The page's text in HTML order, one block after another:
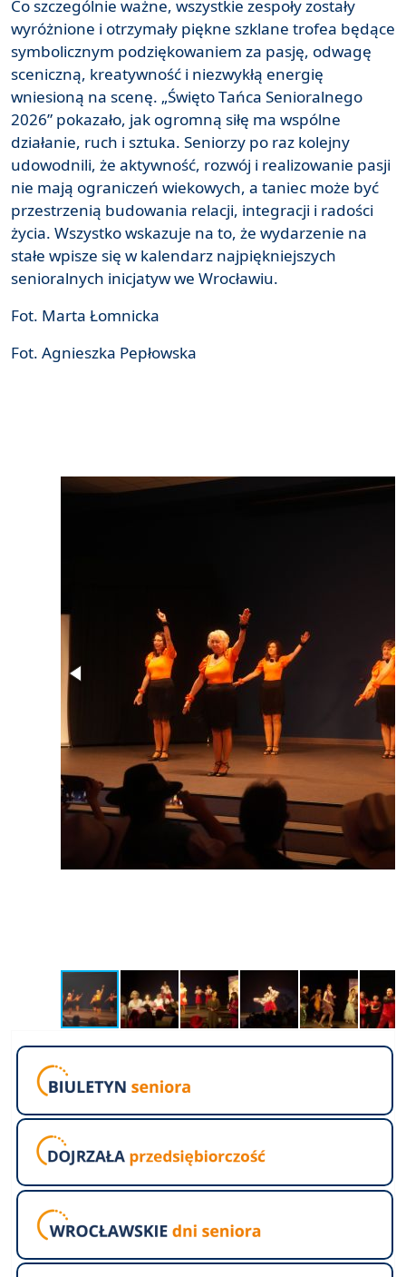
Co szczególnie ważne, wszystkie zespoły zostały
wyróżnione i otrzymały piękne szklane trofea będące
symbolicznym podziękowaniem za pasję, odwagę
sceniczną, kreatywność i niezwykłą energię
wniesioną na scenę. „Święto Tańca Senioralnego
2026” pokazało, jak ogromną siłę ma wspólne
działanie, ruch i sztuka. Seniorzy po raz kolejny
udowodnili, że aktywność, rozwój i realizowanie pasji
nie mają ograniczeń wiekowych, a taniec może być
przestrzenią budowania relacji, integracji i radości
życia. Wszystko wskazuje na to, że wydarzenie na
stałe wpisze się w kalendarz najpiękniejszych
senioralnych inicjatyw we Wrocławiu.
Fot. Marta Łomnicka
Fot. Agnieszka Pepłowska